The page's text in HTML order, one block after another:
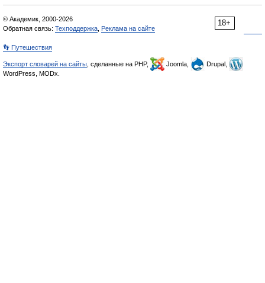
18+
© Академик, 2000-2026
Обратная связь: Техподдержка Реклама на сайте
👣 Путешествия
Экспорт словарей на сайты , сделанные на PHP, Joomla,
Drupal,
WordPress, MODx.